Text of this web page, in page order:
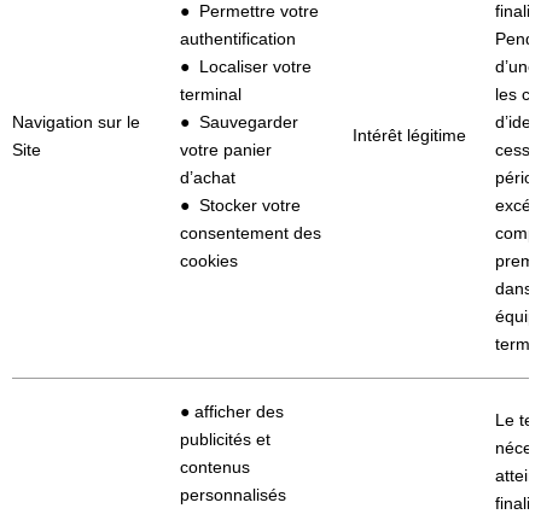
Navigation sur le
Site
● Permettre votre
authentification
● Localiser votre
terminal
● Sauvegarder
votre panier
d’achat
● Stocker votre
consentement des
cookies
Intérêt légitime
les
dans
● afficher des
publicités et
contenus
personnalisés
Le